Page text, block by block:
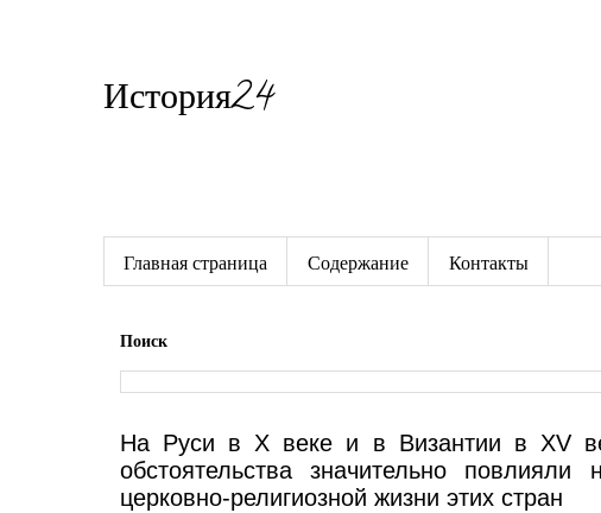
История24
Главная страница Содержание Контакты
Поиск
На Руси в X веке и в Византии в XV
обстоятельства значительно
церковно-религиозной жизни этих стран